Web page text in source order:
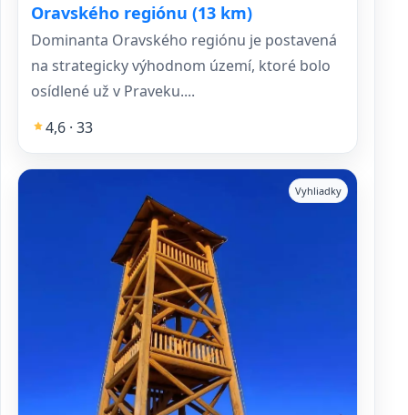
Oravského regiónu (13 km)
Dominanta Oravského regiónu je postavená
na strategicky výhodnom území, ktoré bolo
osídlené už v Praveku....
4,6 · 33
Vyhliadky